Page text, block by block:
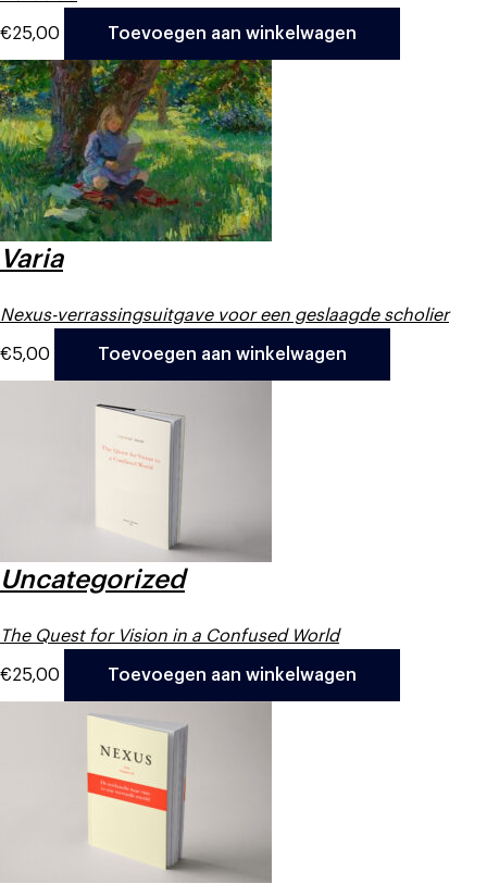
€25,00 Toevoegen aan winkelwagen
Varia
Nexus-verrassingsuitgave voor een geslaagde scholier
€5,00 Toevoegen aan winkelwagen
Uncategorized
The Quest for Vision in a Confused World
€25,00 Toevoegen aan winkelwagen